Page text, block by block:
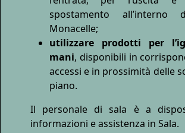
spostamento all’interno
Monacelle;
utilizzare prodotti per
mani, disponibili in
accessi e in prossimità delle
piano.
Il personale di sala è a
informazioni e assistenza in Sala.